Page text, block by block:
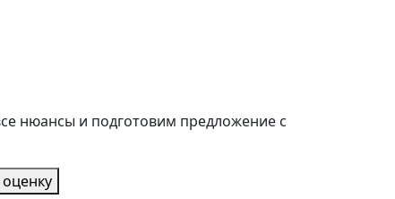
нюансы и подготовим предложение с